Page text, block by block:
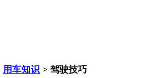
用车知识 > 驾驶技巧